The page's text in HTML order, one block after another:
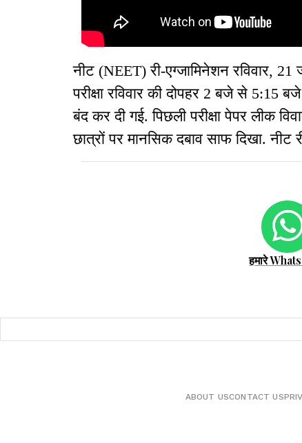
नीट (NEET) री-एग्जामिनेशन रविवार,
परीक्षा रविवार की दोपहर 2 बजे से 5:15
बंद कर दी गई. पिछली परीक्षा पेपर लीक
छात्रों पर मानसिक दबाव साफ दिखा. नीट
हमारे
ABOUT USCONTACT US